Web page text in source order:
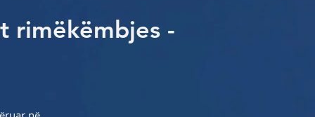
rimëkëmbjes -